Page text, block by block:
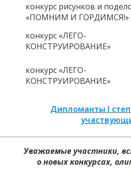
конкурс рисунков и
«ПОМНИМ И ГОРДИМСЯ!»
конкурс «ЛЕГО-
КОНСТРУИРОВАНИЕ»
конкурс «ЛЕГО-
КОНСТРУИРОВАНИЕ»
Дипломанты I
Уважаемые участники,
о новых конкурсах,